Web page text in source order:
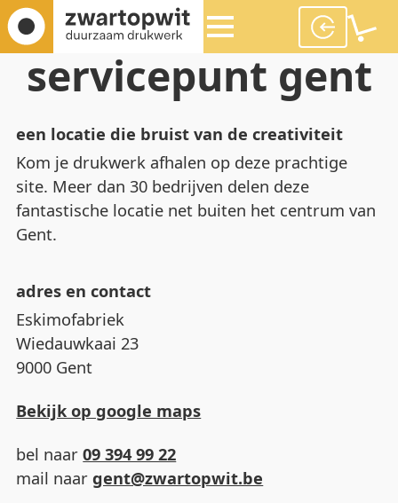
servicepunt gent
een locatie die bruist van de creativiteit
Kom je drukwerk afhalen op deze prachtige
site. Meer dan 30 bedrijven delen deze
fantastische locatie net buiten het centrum van
Gent.
adres en contact
Eskimofabriek
Wiedauwkaai 23
9000 Gent
Bekijk op google maps
bel naar09 394 99 22
mail naargent@zwartopwit.be